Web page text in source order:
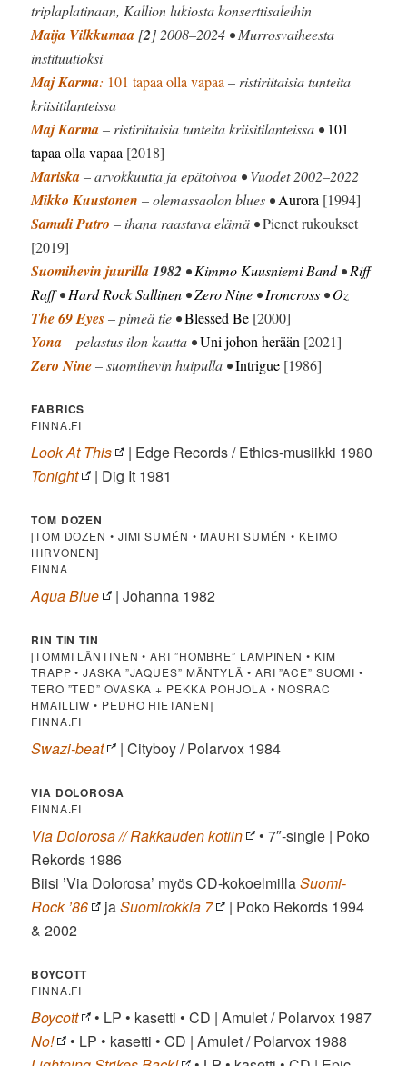
triplaplatinaan, Kallion lukiosta konserttisaleihin
Maija Vilkkumaa [2] 2008–2024 • Murrosvaiheesta
instituutioksi
Maj Karma: 101 tapaa olla vapaa– ristiriitaisia tunteita
kriisitilanteissa
Maj Karma– ristiriitaisia tunteita kriisitilanteissa • 101
tapaa olla vapaa [2018]
Mariska– arvokkuutta ja epätoivoa • Vuodet 2002–2022
Mikko Kuustonen – olemassaolon blues •Aurora [1994]
Samuli Putro – ihana raastava elämä •Pienet rukoukset
[2019]
Suomihevin juurilla1982 •Kimmo Kuusniemi Band•Riff
Raff•Hard Rock Sallinen •Zero Nine •Ironcross •Oz
The 69 Eyes– pimeä tie •Blessed Be [2000]
Yona– pelastus ilon kautta •Uni johon herään [2021]
Zero Nine– suomihevin huipulla •Intrigue [1986]
FABRICS
FINNA.FI
Look At This
| Edge Records / Ethics-musiikki 1980
Tonight
| Dig It 1981
TOM DOZEN
[TOM DOZEN • JIMI SUMÉN • MAURI SUMÉN • KEIMO
HIRVONEN]
FINNA
Aqua Blue | Johanna 1982
RIN TIN TIN
[TOMMI LÄNTINEN • ARI ”HOMBRE” LAMPINEN • KIM
TRAPP • JASKA ”JAQUES” MÄNTYLÄ • ARI ”ACE” SUOMI •
TERO ”TED” OVASKA + PEKKA POHJOLA • NOSRAC
HMAILLIW • PEDRO HIETANEN]
FINNA.FI
Swazi-beat | Cityboy / Polarvox 1984
VIA DOLOROSA
FINNA.FI
Via Dolorosa // Rakkauden kotiin
• 7″-single | Poko
Rekords 1986
Biisi ’Via Dolorosa’ myös CD-kokoelmillaSuomi-
Rock ’86
jaSuomirokkia 7
| Poko Rekords 1994
& 2002
BOYCOTT
FINNA.FI
Boycott
• LP • kasetti • CD | Amulet / Polarvox 1987
No!
• LP • kasetti • CD | Amulet / Polarvox 1988